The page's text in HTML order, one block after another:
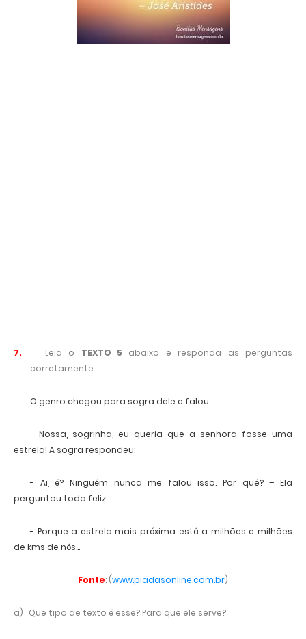
7. Leia o TEXTO 5 abaixo e responda as perguntas
corretamente:
O genro chegou para sogra dele e falou:
- Nossa, sogrinha, eu queria que a senhora fosse uma
estrela! A sogra respondeu:
- Ai, é? Ninguém nunca me falou isso. Por quê? – Ela
perguntou toda feliz.
- Porque a estrela mais próxima está a milhões e milhões
de kms de nós...
Fonte: (www.piadasonline.com.br)
a) Que tipo de texto é esse? Para que ele serve?